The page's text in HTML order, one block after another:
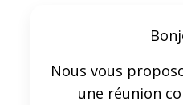
Nous vous
une réunion